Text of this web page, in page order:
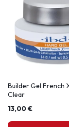
Builder Gel French
Clear
13,00€